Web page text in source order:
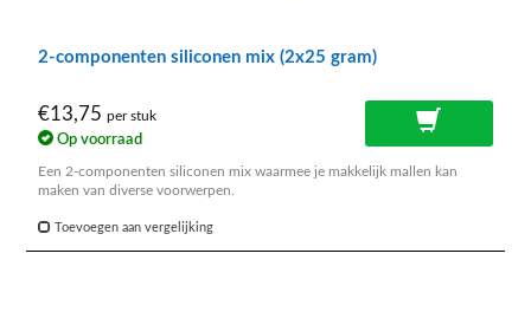
2-componenten siliconen mix (2x25 gram)
€13,75 per stuk
Op voorraad
Een 2-componenten siliconen mix waarmee je makkelijk mallen kan
maken van diverse voorwerpen.
Toevoegen aan vergelijking